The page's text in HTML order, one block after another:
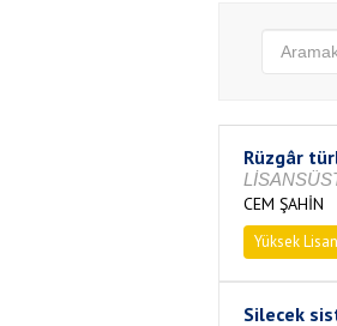
Rüzgâr
CEM ŞAHİN
Yüksek
Silecek